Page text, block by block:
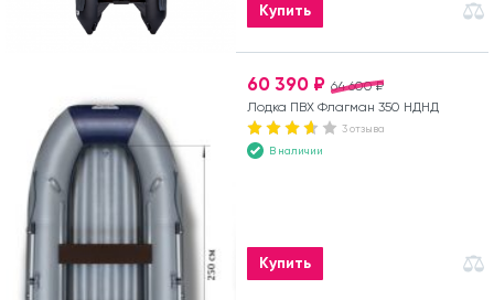
Купить
64 600 ₽
60 390 ₽
Лодка ПВХ Флагман 350 НДНД
3 отзыва
В наличии
Купить